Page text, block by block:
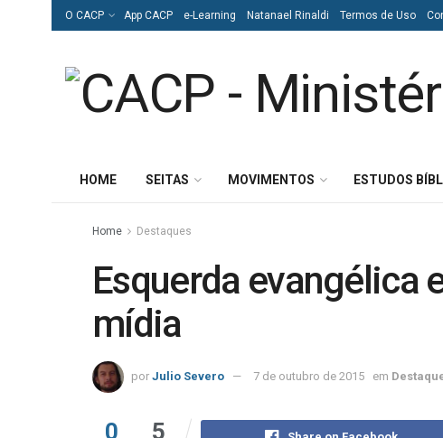
O CACP App CACP e-Learning Natanael Rinaldi Termos de Uso
HOME SEITAS MOVIMENTOS ESTUDOS
Home Destaques
Esquerda evangélica
mídia
por Julio Severo 7 de outubro de 2015 em
0 5